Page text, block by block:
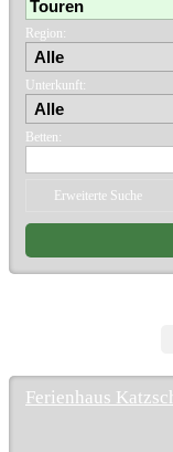
Region:
Unterkunft:
Betten:
Erweiterte Suche
Ferienhaus